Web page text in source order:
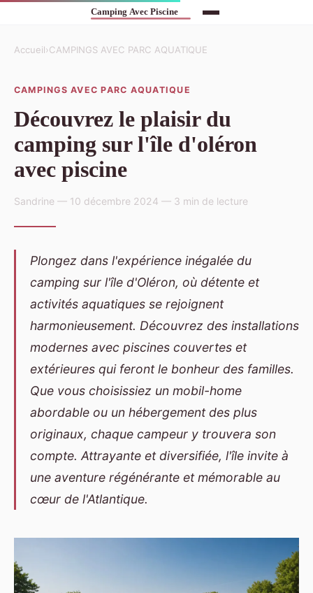
Accueil›CAMPINGS AVEC PARC AQUATIQUE
CAMPINGS AVEC PARC AQUATIQUE
Découvrez le plaisir du
camping sur l'île d'oléron
avec piscine
Sandrine — 10 décembre 2024 — 3 min de lecture
Plongez dans l'expérience inégalée du
camping sur l'île d'Oléron, où détente et
activités aquatiques se rejoignent
harmonieusement. Découvrez des installations
modernes avec piscines couvertes et
extérieures qui feront le bonheur des familles.
Que vous choisissiez un mobil-home
abordable ou un hébergement des plus
originaux, chaque campeur y trouvera son
compte. Attrayante et diversifiée, l'île invite à
une aventure régénérante et mémorable au
cœur de l'Atlantique.